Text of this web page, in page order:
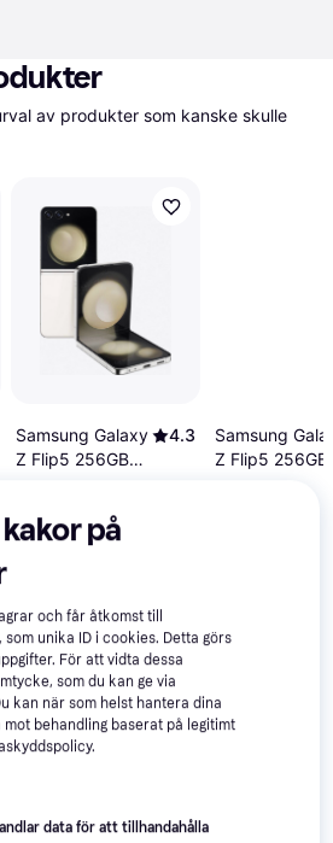
av produkter som kanske skulle
Samsung Galaxy
Z Flip5 256GB
4.3
Samsung
Z Flip5 256GB
på
och får åtkomst till
unika ID i cookies. Detta görs
För att vidta dessa
som du kan ge via
kan när som helst hantera dina
behandling baserat på legitimt
data för att tillhandahålla